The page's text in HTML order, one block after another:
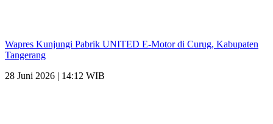
Wapres Kunjungi Pabrik UNITED E-Motor di Curug, Kabupaten
Tangerang
28 Juni 2026 | 14:12 WIB